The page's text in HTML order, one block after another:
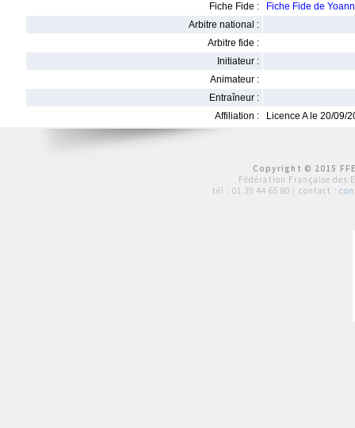
Fiche Fide :
Fiche Fide de
Arbitre national :
Arbitre fide :
Initiateur :
Animateur :
Entraîneur :
Affiliation :
Licence A le 20/09/
Copyright © 2015
Fédération Française des
tél : 01 39 44 65 80 | contact :